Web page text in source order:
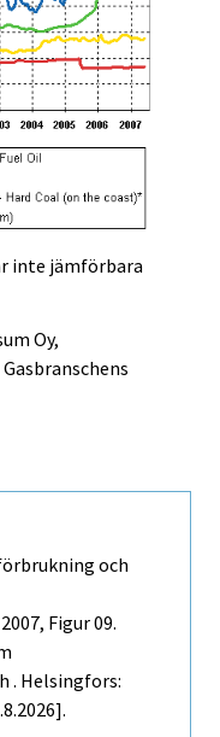
inte jämförbara
Oy,
och
2007, Figur 09.
. Helsingfors: